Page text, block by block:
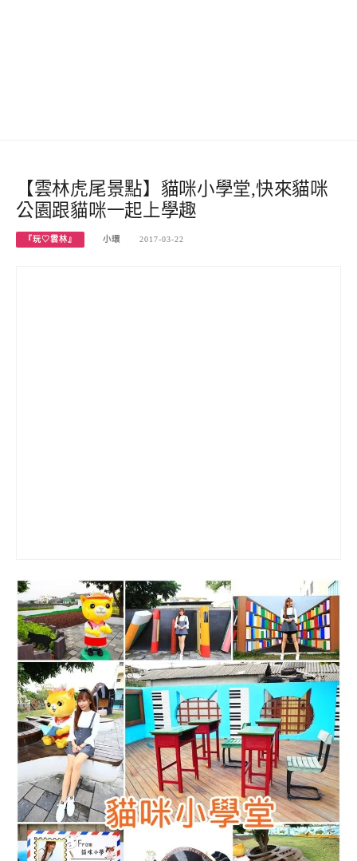
【雲林虎尾景點】貓咪小學堂,快來貓咪
公園跟貓咪一起上學趣
『玩♡雲林』 小環 2017-03-22